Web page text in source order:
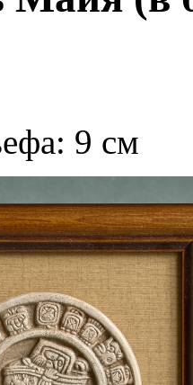
9 см